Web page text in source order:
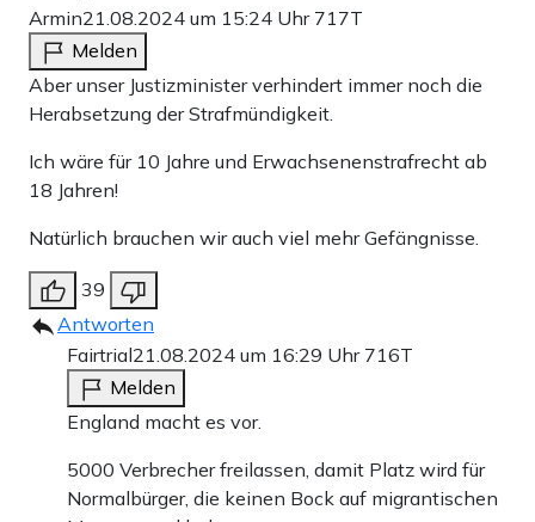
Armin21.08.2024 um 15:24 Uhr 717T
Melden
Aber unser Justizminister verhindert immer noch die
Herabsetzung der Strafmündigkeit.
Ich wäre für 10 Jahre und Erwachsenenstrafrecht ab
18 Jahren!
Natürlich brauchen wir auch viel mehr Gefängnisse.
39
Antworten
Fairtrial21.08.2024 um 16:29 Uhr 716T
Melden
England macht es vor.
5000 Verbrecher freilassen, damit Platz wird für
Normalbürger, die keinen Bock auf migrantischen